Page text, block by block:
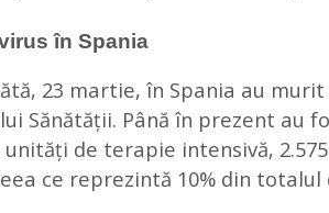
în Spania
23 martie, în Spania au
Sănătății. Până în prezent au
unități de terapie intensivă,
ce reprezintă 10% din